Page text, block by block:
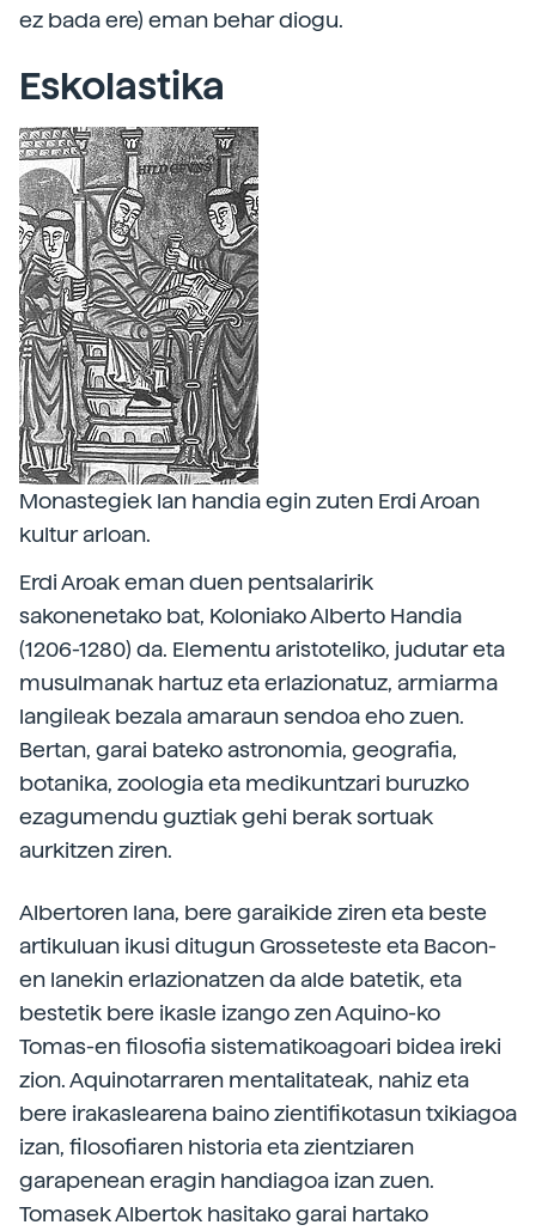
ez bada ere) eman behar diogu.
Eskolastika
Monastegiek lan handia egin zuten Erdi Aroan
kultur arloan.
Erdi Aroak eman duen pentsalaririk
sakonenetako bat, Koloniako Alberto Handia
(1206-1280) da. Elementu aristoteliko, judutar eta
musulmanak hartuz eta erlazionatuz, armiarma
langileak bezala amaraun sendoa eho zuen.
Bertan, garai bateko astronomia, geografia,
botanika, zoologia eta medikuntzari buruzko
ezagumendu guztiak gehi berak sortuak
aurkitzen ziren.
Albertoren lana, bere garaikide ziren eta beste
artikuluan ikusi ditugun Grosseteste eta Bacon-
en lanekin erlazionatzen da alde batetik, eta
bestetik bere ikasle izango zen Aquino-ko
Tomas-en filosofia sistematikoagoari bidea ireki
zion. Aquinotarraren mentalitateak, nahiz eta
bere irakaslearena baino zientifikotasun txikiagoa
izan, filosofiaren historia eta zientziaren
garapenean eragin handiagoa izan zuen.
Tomasek Albertok hasitako garai hartako